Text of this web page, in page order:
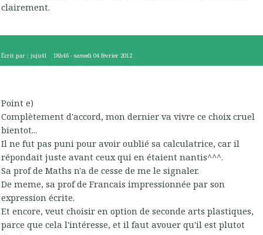
clairement.
Écrit par : juju41 18h46 -samedi 04 février 2012
Point e)
Complètement d'accord, mon dernier va vivre ce choix cruel
bientot...
Il ne fut pas puni pour avoir oublié sa calculatrice, car il
répondait juste avant ceux qui en étaient nantis^^^.
Sa prof de Maths n'a de cesse de me le signaler.
De meme, sa prof de Francais impressionnée par son
expression écrite.
Et encore, veut choisir en option de seconde arts plastiques,
parce que cela l'intéresse, et il faut avouer qu'il est plutot